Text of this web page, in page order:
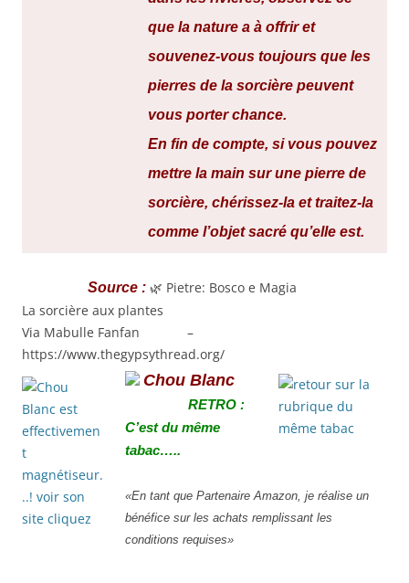
que la nature a à offrir et
souvenez-vous toujours que les
pierres de la sorcière peuvent
vous porter chance.
En fin de compte, si vous pouvez
mettre la main sur une pierre de
sorcière, chérissez-la et traitez-la
comme l’objet sacré qu’elle est.
Source : 🌿 Pietre: Bosco e Magia
La sorcière aux plantes
Via Mabulle Fanfan –
https://www.thegypsythread.org/
Chou Blanc
RETRO :
C’est du même
tabac…..
«En tant que Partenaire Amazon, je réalise un
bénéfice sur les achats remplissant les
conditions requises»